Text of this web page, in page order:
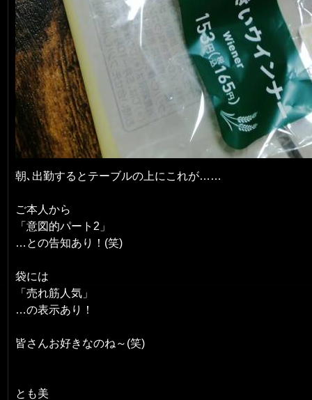
朝､出勤するとテーブルの上にこれが……
ご本人から
「意図的パート2」
…との告知あり！(笑)
袋には
「売れ筋人気」
…の表示あり！
皆さんお好きなのね～(笑)
とも美